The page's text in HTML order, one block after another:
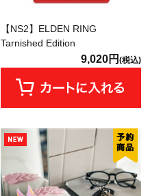
【NS2】ELDEN RING
Tarnished Edition
9,020円 (税込)